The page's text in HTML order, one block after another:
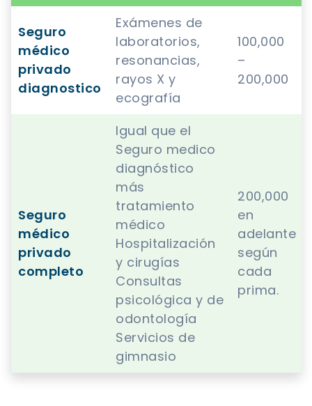
Seguro
médico
privado
diagnostico
Exámenes de
laboratorios,
resonancias,
rayos X y
ecografía
100,000
–
200,000
Seguro
médico
privado
completo
Igual que el
Seguro medico
diagnóstico
más
tratamiento
médico
Hospitalización
y cirugías
Consultas
psicológica y de
odontología
Servicios de
gimnasio
200,000
en
adelante
según
cada
prima.